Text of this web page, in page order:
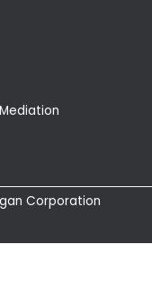
Corporation